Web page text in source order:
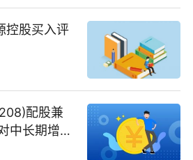
控股买入评
配股兼
中长期增长
焦点